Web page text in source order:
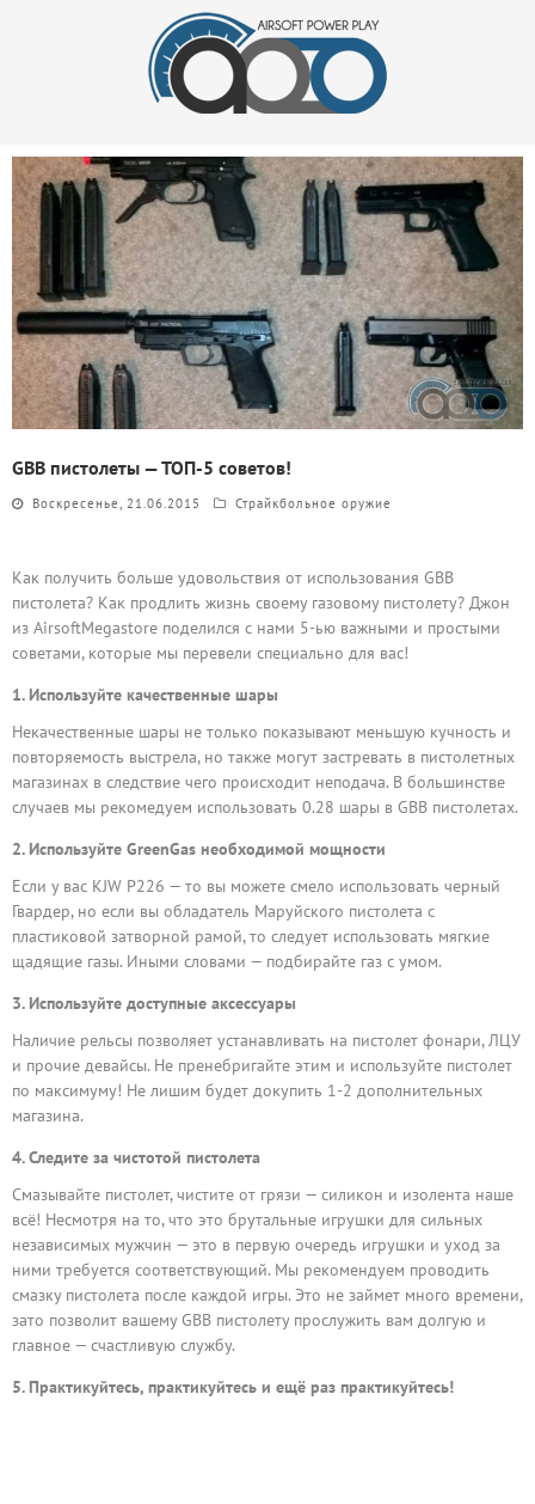
GBB пистолеты — ТОП-5 советов!
Воскресенье, 21.06.2015 Страйкбольное оружие
Как получить больше удовольствия от использования GBB
пистолета? Как продлить жизнь своему газовому пистолету? Джон
из AirsoftMegastore поделился с нами 5-ью важными и простыми
советами, которые мы перевели специально для вас!
1. Используйте качественные шары
Некачественные шары не только показывают меньшую кучность и
повторяемость выстрела, но также могут застревать в пистолетных
магазинах в следствие чего происходит неподача. В большинстве
случаев мы рекомедуем использовать 0.28 шары в GBB пистолетах.
2. Используйте GreenGas необходимой мощности
Если у вас KJW P226 — то вы можете смело использовать черный
Гвардер, но если вы обладатель Маруйского пистолета с
пластиковой затворной рамой, то следует использовать мягкие
щадящие газы. Иными словами — подбирайте газ с умом.
3. Используйте доступные аксессуары
Наличие рельсы позволяет устанавливать на пистолет фонари, ЛЦУ
и прочие девайсы. Не пренебригайте этим и используйте пистолет
по максимуму! Не лишим будет докупить 1-2 дополнительных
магазина.
4. Следите за чистотой пистолета
Смазывайте пистолет, чистите от грязи — силикон и изолента наше
всё! Несмотря на то, что это брутальные игрушки для сильных
независимых мужчин — это в первую очередь игрушки и уход за
ними требуется соответствующий. Мы рекомендуем проводить
смазку пистолета после каждой игры. Это не займет много времени,
зато позволит вашему GBB пистолету прослужить вам долгую и
главное — счастливую службу.
5. Практикуйтесь, практикуйтесь и ещё раз практикуйтесь!